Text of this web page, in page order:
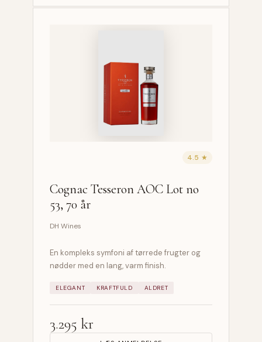
4.5 ★
Cognac Tesseron AOC Lot no
53, 70 år
DH Wines
En kompleks symfoni af tørrede frugter og
nødder med en lang, varm finish.
ELEGANT KRAFTFULD ALDRET
3.295 kr